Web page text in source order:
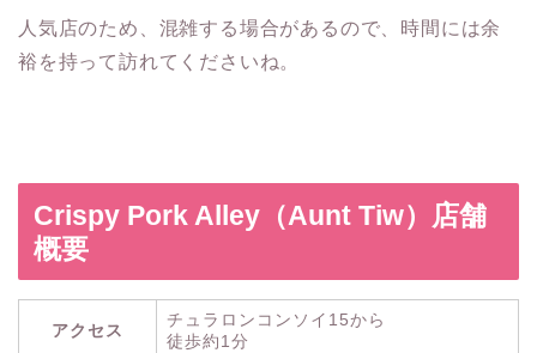
人気店のため、混雑する場合があるので、時間には余
裕を持って訪れてくださいね。
Crispy Pork Alley（Aunt Tiw）店舗
概要
アクセス
チュラロンコンソイ15から
徒歩約1分